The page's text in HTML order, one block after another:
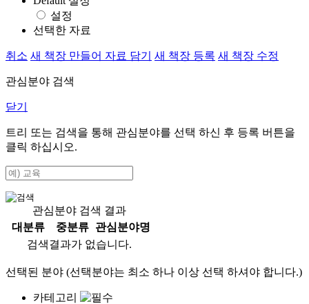
설정
선택한 자료
취소 새 책장 만들어 자료 담기 새 책장 등록 새 책장 수정
관심분야 검색
닫기
트리 또는 검색을 통해 관심분야를 선택 하신 후 등록 버튼을
클릭 하십시오.
관심분야 검색 결과
대분류
중분류
관심분야명
검색결과가 없습니다.
선택된 분야 (선택분야는 최소 하나 이상 선택 하셔야 합니다.)
카테고리